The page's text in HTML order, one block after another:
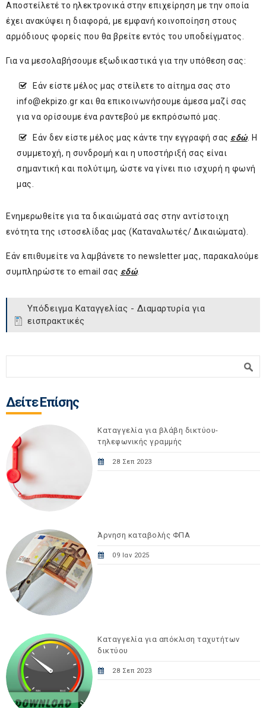
Αποστείλετέ το ηλεκτρονικά στην επιχείρηση με την οποία
έχει ανακύψει η διαφορά, με εμφανή κοινοποίηση στους
αρμόδιους φορείς που θα βρείτε εντός του υποδείγματος.
Για να μεσολαβήσουμε εξωδικαστικά για την υπόθεση σας:
Εάν είστε μέλος μας στείλετε το αίτημα σας στο
info@ekpizo.gr και θα επικοινωνήσουμε άμεσα μαζί σας
για να ορίσουμε ένα ραντεβού με εκπρόσωπό μας.
Εάν δεν είστε μέλος μας κάντε την εγγραφή σας εδώ. H
συμμετοχή, η συνδρομή και η υποστήριξή σας είναι
σημαντική και πολύτιμη, ώστε να γίνει πιο ισχυρή η φωνή
μας.
Ενημερωθείτε για τα δικαιώματά σας στην αντίστοιχη
ενότητα της ιστοσελίδας μας (Καταναλωτές/ Δικαιώματα).
Εάν επιθυμείτε να λαμβάνετε το newsletter μας, παρακαλούμε
συμπληρώστε το email σας εδώ.
Υπόδειγμα Καταγγελίας - Διαμαρτυρία για
εισπρακτικές
Δείτε Επίσης
Καταγγελία για βλάβη δικτύου-
τηλεφωνικής γραμμής
28 Σεπ 2023
Άρνηση καταβολής ΦΠΑ
09 Ιαν 2025
Καταγγελία για απόκλιση ταχυτήτων
δικτύου
28 Σεπ 2023